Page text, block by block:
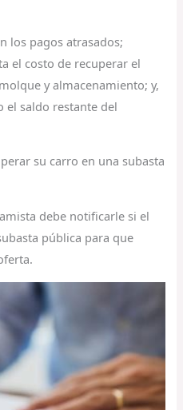
los pagos atrasados;
el costo de recuperar el
y almacenamiento; y,
el saldo restante del
su carro en una subasta
debe notificarle si el
pública para que